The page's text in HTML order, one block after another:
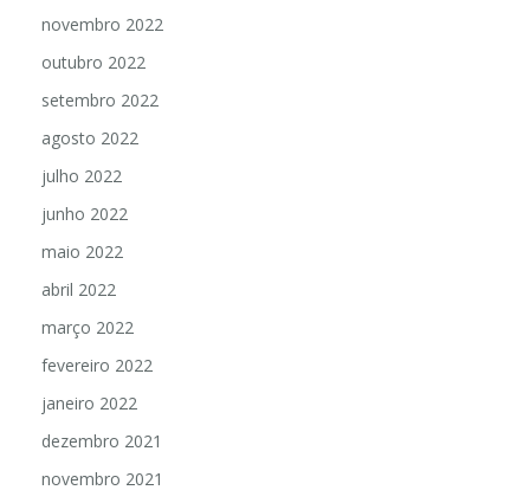
novembro 2022
outubro 2022
setembro 2022
agosto 2022
julho 2022
junho 2022
maio 2022
abril 2022
março 2022
fevereiro 2022
janeiro 2022
dezembro 2021
novembro 2021